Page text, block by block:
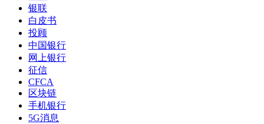
银联
白皮书
投顾
中国银行
网上银行
征信
CFCA
区块链
手机银行
5G消息